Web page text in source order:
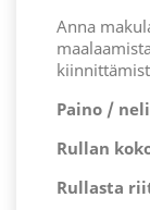
Anna
Paino /
Rullan
Rullasta